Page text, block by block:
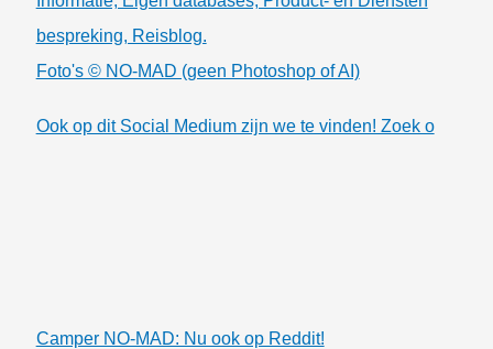
bespreking, Reisblog.
Foto's © NO-MAD (geen Photoshop of AI)
Ook op dit Social Medium zijn we te vinden! Zoek o
Camper NO-MAD: Nu ook op Reddit!